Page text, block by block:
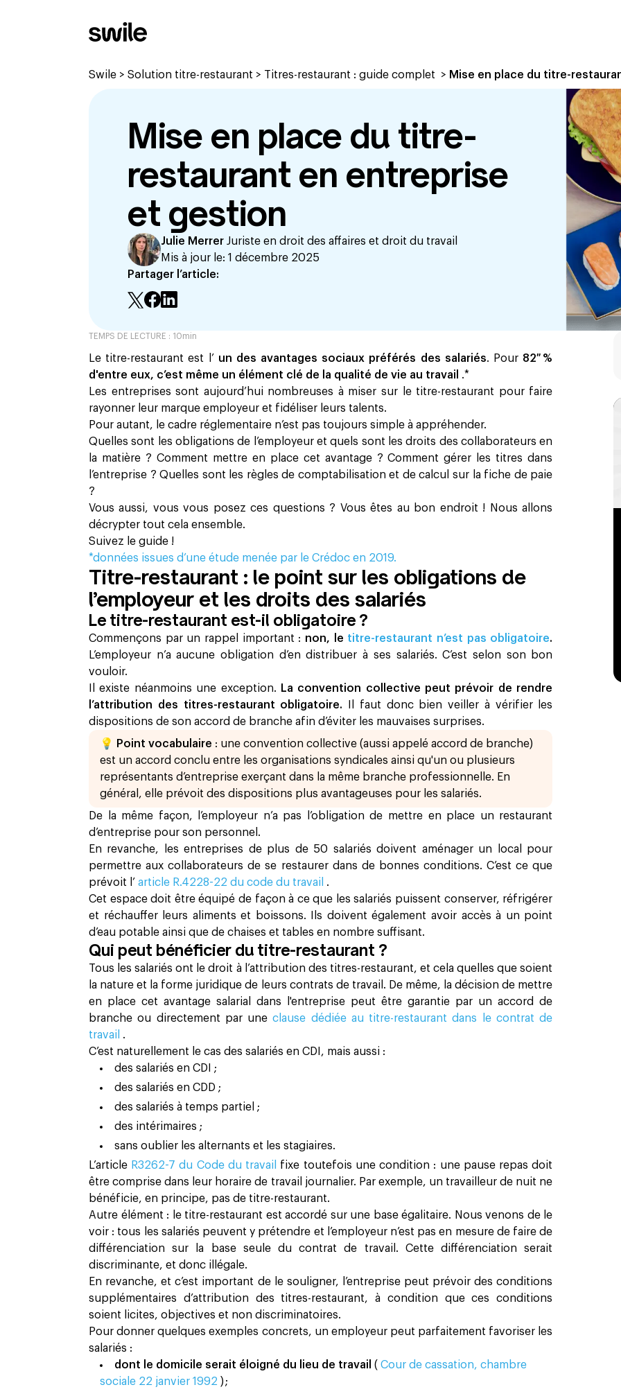
Swile > Solution titre-restaurant > Titres-restaurant : guide complet > Mise en place du titre-
Mise en place du titre-
restaurant en entreprise
et gestion
Julie Merrer Juriste en droit des affaires et droit du travail
Mis à jour le: 1 décembre 2025
Partager l’article:
TEMPS DE LECTURE : 10min
Le titre-restaurant est l’ un des avantages sociaux préférés des salariés. Pour 82 %
d'entre eux, c’est même un élément clé de la qualité de vie au travail .*
Les entreprises sont aujourd’hui nombreuses à miser sur le titre-restaurant pour faire
rayonner leur marque employeur et fidéliser leurs talents.
Pour autant, le cadre réglementaire n’est pas toujours simple à appréhender.
Quelles sont les obligations de l’employeur et quels sont les droits des collaborateurs en
la matière ? Comment mettre en place cet avantage ? Comment gérer les titres dans
l’entreprise ? Quelles sont les règles de comptabilisation et de calcul sur la fiche de paie
?
Vous aussi, vous vous posez ces questions ? Vous êtes au bon endroit ! Nous allons
décrypter tout cela ensemble.
Suivez le guide !
*données issues d’une étude menée par le Crédoc en 2019.
Titre-restaurant : le point sur les obligations de
l’employeur et les droits des salariés
Le titre-restaurant est-il obligatoire ?
Commençons par un rappel important : non, le titre-restaurant n’est pas obligatoire.
L’employeur n’a aucune obligation d’en distribuer à ses salariés. C’est selon son bon
vouloir.
Il existe néanmoins une exception.
La convention collective peut prévoir de rendre
l’attribution des titres-restaurant obligatoire.
Il faut donc bien veiller à vérifier les
dispositions de son accord de branche afin d’éviter les mauvaises surprises.
💡
Point vocabulaire : une convention collective (aussi appelé accord de branche)
est un accord conclu entre les organisations syndicales ainsi qu'un ou plusieurs
représentants d’entreprise exerçant dans la même branche professionnelle. En
général, elle prévoit des dispositions plus avantageuses pour les salariés.
De la même façon, l’employeur n’a pas l’obligation de mettre en place un restaurant
d’entreprise pour son personnel.
En revanche, les entreprises de plus de 50 salariés doivent aménager un local pour
permettre aux collaborateurs de se restaurer dans de bonnes conditions. C’est ce que
prévoit l’ article R.4228-22 du code du travail .
Cet espace doit être équipé de façon à ce que les salariés puissent conserver, réfrigérer
et réchauffer leurs aliments et boissons. Ils doivent également avoir accès à un point
d’eau potable ainsi que de chaises et tables en nombre suffisant.
Qui peut bénéficier du titre-restaurant ?
Tous les salariés ont le droit à l’attribution des titres-restaurant, et cela quelles que soient
la nature et la forme juridique de leurs contrats de travail. De même, la décision de mettre
en place cet avantage salarial dans l'entreprise peut être garantie par un accord de
branche ou directement par uneclause dédiée au titre-restaurant dans le contrat de
travail .
C’est naturellement le cas des salariés en CDI, mais aussi :
des salariés en CDI ;
des salariés en CDD ;
des salariés à temps partiel ;
des intérimaires ;
sans oublier les alternants et les stagiaires.
L’article R3262-7 du Code du travail fixe toutefois une condition : une pause repas doit
être comprise dans leur horaire de travail journalier. Par exemple, un travailleur de nuit ne
bénéficie, en principe, pas de titre-restaurant.
Autre élément : le titre-restaurant est accordé sur une base égalitaire. Nous venons de le
voir : tous les salariés peuvent y prétendre et l’employeur n’est pas en mesure de faire de
différenciation sur la base seule du contrat de travail. Cette différenciation serait
discriminante, et donc illégale.
En revanche, et c’est important de le souligner, l’entreprise peut prévoir des conditions
supplémentaires d’attribution des titres-restaurant, à condition que ces conditions
soient licites, objectives et non discriminatoires.
Pour donner quelques exemples concrets, un employeur peut parfaitement favoriser les
salariés :
dont le domicile serait éloigné du lieu de travail ( Cour de cassation, chambre
sociale 22 janvier 1992 ) ;